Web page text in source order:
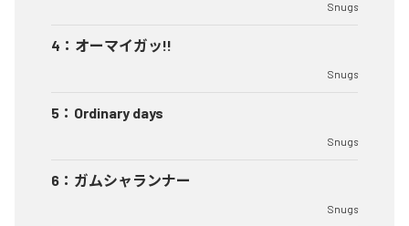
Snugs
4 ： オーマイガッ!!
Snugs
5 ： Ordinary days
Snugs
6 ： ガムシャランナー
Snugs